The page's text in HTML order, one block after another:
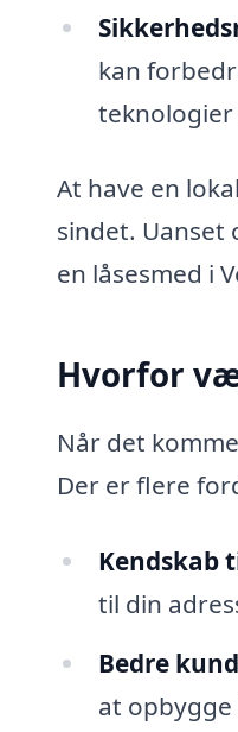
kan
teknologier
At have en
sindet. Uanset
en låsesmed i
Hvorfor
Når det
Der er flere
Kendskab
til din
Bedre
at